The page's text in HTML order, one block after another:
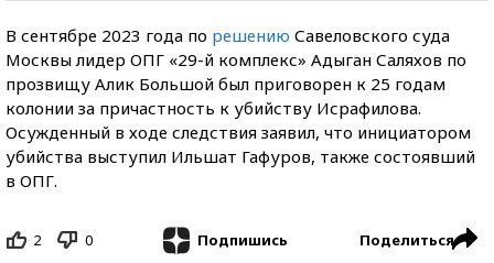
В сентябре 2023 года по решению Савеловского суда
Москвы лидер ОПГ «29-й комплекс» Адыган Саляхов по
прозвищу Алик Большой был приговорен к 25 годам
колонии за причастность к убийству Исрафилова.
Осужденный в ходе следствия заявил, что инициатором
убийства выступил Ильшат Гафуров, также состоявший
в ОПГ.
2 0 Подпишись Поделиться